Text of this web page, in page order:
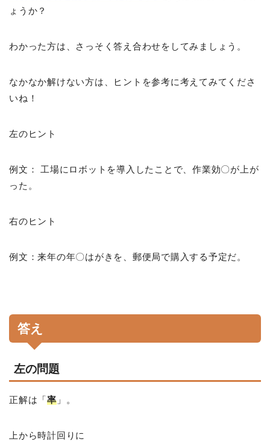
ょうか？
わかった方は、さっそく答え合わせをしてみましょう。
なかなか解けない方は、ヒントを参考に考えてみてくださ
いね！
左のヒント
例文： 工場にロボットを導入したことで、作業効〇が上が
った。
右のヒント
例文：来年の年〇はがきを、郵便局で購入する予定だ。
答え
左の問題
正解は「率」。
上から時計回りに